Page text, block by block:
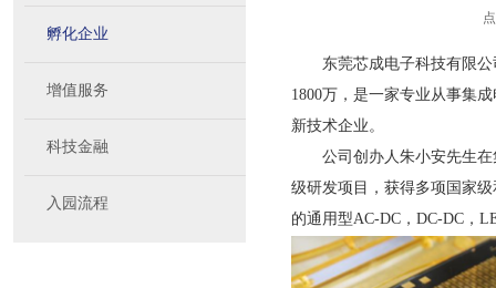
孵化企业
增值服务
科技金融
入园流程
东莞芯成电子科技有限公
1800万，是一家专业从事集
新技术企业。
公司创办人朱小安先生在
级研发项目，获得多项国家
的通用型AC-DC，DC-DC，